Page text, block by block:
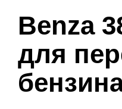
Benza
для